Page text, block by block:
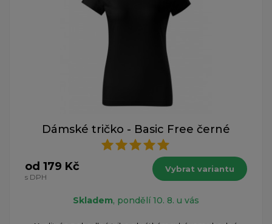
Dámské tričko - Basic Free černé
od 179 Kč
s DPH
Vybrat variantu
Skladem, pondělí 10. 8. u vás